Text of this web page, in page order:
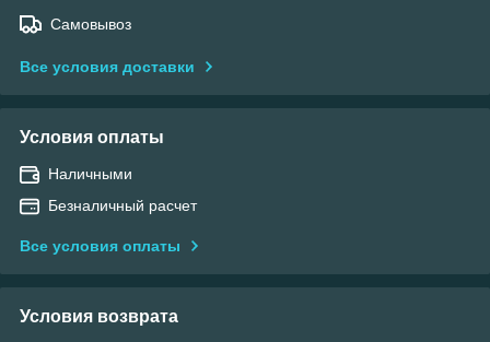
Самовывоз
Все условия доставки
Условия оплаты
Наличными
Безналичный расчет
Все условия оплаты
Условия возврата